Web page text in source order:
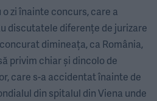
zi înainte concurs, care a
discutatele diferențe de jurizare
dimineața, ca România,
privim chiar și dincolo de
care s-a accidentat înainte de
din spitalul din Viena unde